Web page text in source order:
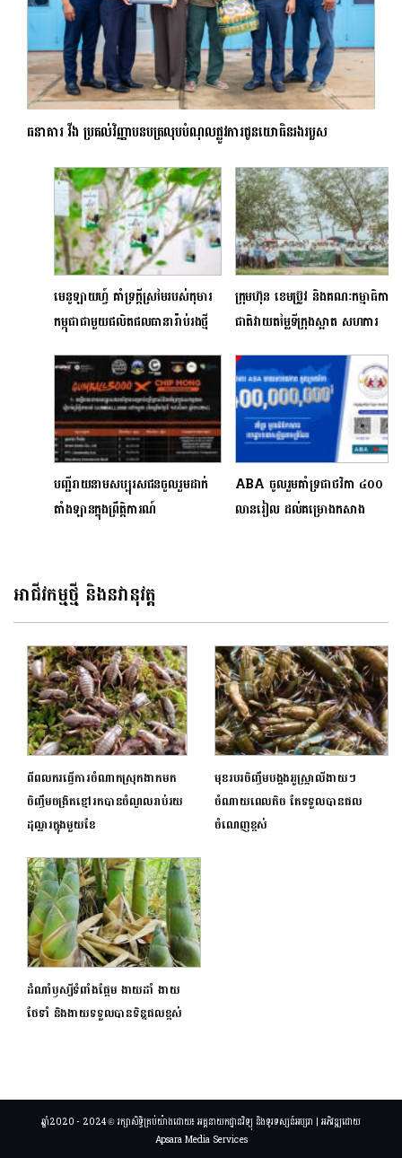
ធនាគារ វីង ប្រគល់វិញ្ញាបនបត្រលុបបំណុលផ្លូវការជូនយោធិនរងរបួស
មេនូឡាយហ្វ៍ គាំទ្រក្តីស្រមៃរបស់កុមារ
កម្ពុជាជាមួយផលិតផលធានារ៉ាប់រងថ្មី
Pak Rinha)”
ក្រុមហ៊ុន ខេមប្រ៊ូវ និងគណៈកម្មាធិការ
ជាតិវាយតម្លៃទីក្រុងស្អាត សហការ
ប្រធានបទ «កម្ពុជាស្អាត កម្ពុជា
បៃតង» នៅខេត្តព្រះសីហនុ
បញ្ជីរាយនាមសប្បុរសជនចូលរួមដាក់
តាំងឡានក្នុងព្រឹត្តិការណ៍​
សៀមរាប
ABA ចូលរួមគាំទ្រជាថវិកា ៤០០
លានរៀល ដល់គម្រោងកសាង
អាជីវកម្មថ្មី និងនវានុវត្ត
ពីពលករធ្វើការចំណាកស្រុកងាកមក
ចិញ្ចឹមចង្រិតខ្មៅរកបានចំណូលរាប់រយ
ដុល្លារក្នុងមួយខែ
មុខរបរចិញ្ចឹមបង្កងអូស្ត្រាលីងាយៗ
ចំណាយពេលតិច តែទទួលបានផល
ចំណេញខ្ពស់
ដំណាំឫស្សីទំពាំងផ្អែម ងាយដាំ ងាយ
ថែទាំ និងងាយទទួលបានទិន្នផលខ្ពស់
ឆ្នាំ2020 - 2024 © រក្សាសិទ្ធិគ្រប់យ៉ាងដោយ៖ អគ្គនាយកដ្ឋានវិទ្យុ និងទូរទស្សន៍អប្សរា | អភិវឌ្ឍដោយ
Apsara Media Services